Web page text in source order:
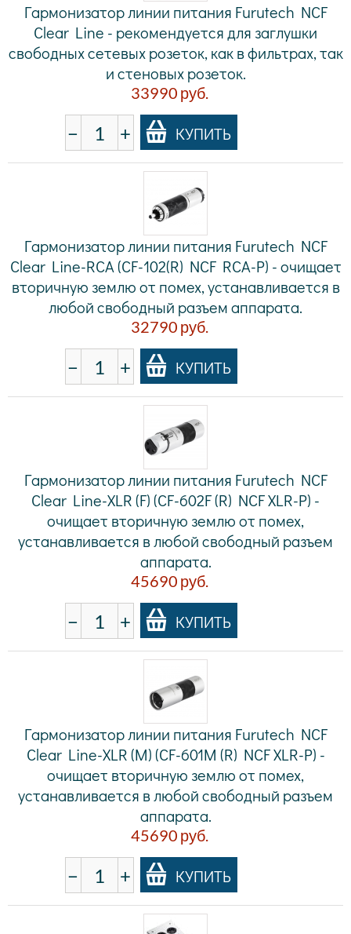
Гармонизатор линии питания Furutech NCF
Clear Line - рекомендуется для заглушки
свободных сетевых розеток, как в фильтрах, так
и стеновых розеток.
33990 руб.
− + КУПИТЬ
Гармонизатор линии питания Furutech NCF
Clear Line-RCA (CF-102(R) NCF RCA-P) - очищает
вторичную землю от помех, устанавливается в
любой свободный разъем аппарата.
32790 руб.
− + КУПИТЬ
Гармонизатор линии питания Furutech NCF
Clear Line-XLR (F) (CF-602F (R) NCF XLR-P) -
очищает вторичную землю от помех,
устанавливается в любой свободный разъем
аппарата.
45690 руб.
− + КУПИТЬ
Гармонизатор линии питания Furutech NCF
Clear Line-XLR (M) (CF-601M (R) NCF XLR-P) -
очищает вторичную землю от помех,
устанавливается в любой свободный разъем
аппарата.
45690 руб.
− + КУПИТЬ